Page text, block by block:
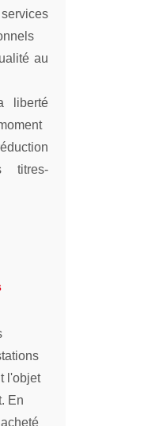
au
titres-
l'objet
En